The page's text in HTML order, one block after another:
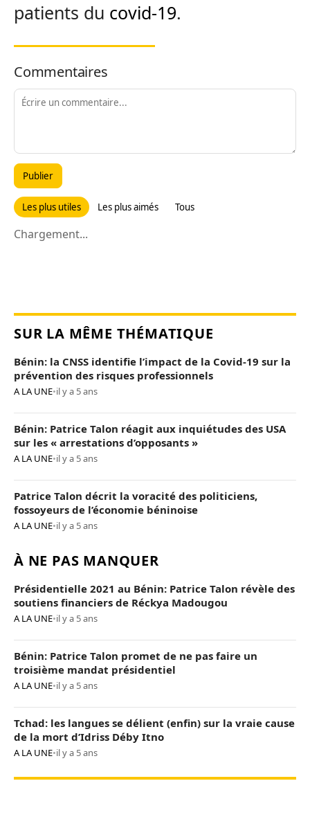
patients du covid-19.
Commentaires
Publier
Les plus utiles Les plus aimés Tous
Chargement...
SUR LA MÊME THÉMATIQUE
Bénin: la CNSS identifie l’impact de la Covid-19 sur la
prévention des risques professionnels
A LA UNE•il y a 5 ans
Bénin: Patrice Talon réagit aux inquiétudes des USA
sur les « arrestations d’opposants »
A LA UNE•il y a 5 ans
Patrice Talon décrit la voracité des politiciens,
fossoyeurs de l’économie béninoise
A LA UNE•il y a 5 ans
À NE PAS MANQUER
Présidentielle 2021 au Bénin: Patrice Talon révèle des
soutiens financiers de Réckya Madougou
A LA UNE•il y a 5 ans
Bénin: Patrice Talon promet de ne pas faire un
troisième mandat présidentiel
A LA UNE•il y a 5 ans
Tchad: les langues se délient (enfin) sur la vraie cause
de la mort d’Idriss Déby Itno
A LA UNE•il y a 5 ans